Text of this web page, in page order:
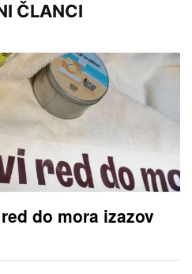
ČLANCI
do mora izazov